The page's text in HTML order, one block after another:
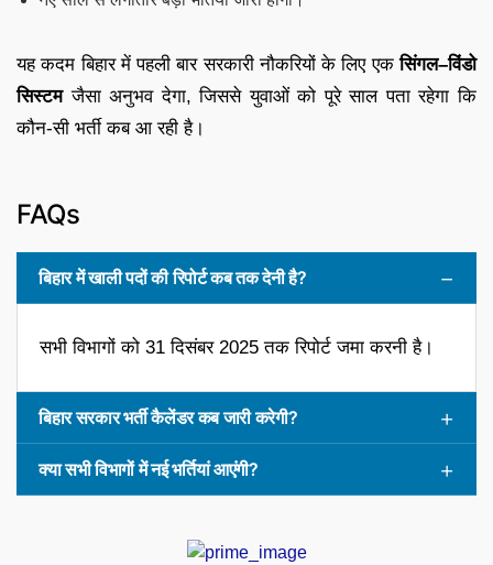
यह कदम बिहार में पहली बार सरकारी नौकरियों के लिए एकसिंगल–विंडो
सिस्टमजैसा अनुभव देगा, जिससे युवाओं को पूरे साल पता रहेगा कि
कौन-सी भर्ती कब आ रही है।
FAQs
बिहार में खाली पदों की रिपोर्ट कब तक देनी है?
सभी विभागों को 31 दिसंबर 2025 तक रिपोर्ट जमा करनी है।
बिहार सरकार भर्ती कैलेंडर कब जारी करेगी?
क्या सभी विभागों में नई भर्तियां आएंगी?